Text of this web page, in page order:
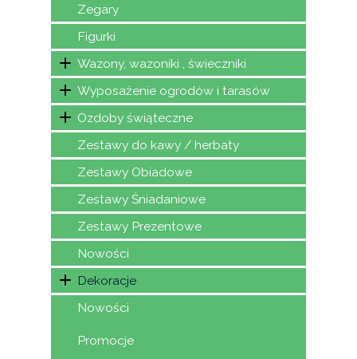
Zegary
Figurki
Wazony, wazoniki , świeczniki
Wyposażenie ogrodów i tarasów
Ozdoby świąteczne
Zestawy do kawy / herbaty
Zestawy Obiadowe
Zestawy Śniadaniowe
Zestawy Prezentowe
Nowości
Dekoracje
Nowości
Promocje